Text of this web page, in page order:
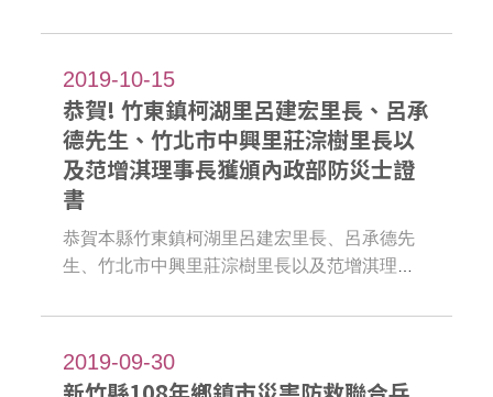
2019-10-15
恭賀! 竹東鎮柯湖里呂建宏里長、呂承
德先生、竹北市中興里莊淙樹里長以
及范增淇理事長獲頒內政部防災士證
書
恭賀本縣竹東鎮柯湖里呂建宏里長、呂承德先
生、竹北市中興里莊淙樹里長以及范增淇理事
民間取得防災士資格者，藉由災害防救深耕計
辦之二日培訓課程，並參加認證考試及格，日
2019-09-30